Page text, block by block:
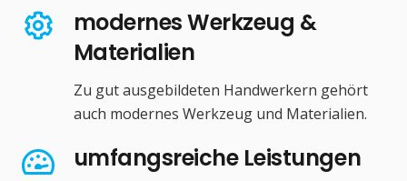
modernes Werkzeug &
Materialien
Zu gut ausgebildeten Handwerkern gehört
auch modernes Werkzeug und Materialien.
umfangsreiche Leistungen